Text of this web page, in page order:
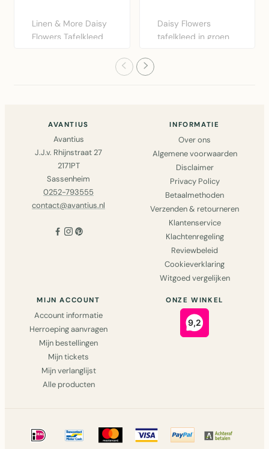
Linen & More Daisy
Flowers Tafelkleed
Daisy Flowers
tafelkleed in groen
AVANTIUS
Avantius
J.J.v. Rhijnstraat 27
2171PT
Sassenheim
0252-793555
contact@avantius.nl
INFORMATIE
Over ons
Algemene voorwaarden
Disclaimer
Privacy Policy
Betaalmethoden
Verzenden & retourneren
Klantenservice
Klachtenregeling
Reviewbeleid
Cookieverklaring
Witgoed vergelijken
MIJN ACCOUNT
Account informatie
Herroeping aanvragen
Mijn bestellingen
Mijn tickets
Mijn verlanglijst
Alle producten
ONZE WINKEL